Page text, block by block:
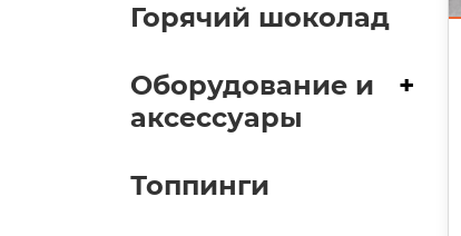
Горячий шоколад
Оборудование и
аксессуары
+
Топпинги